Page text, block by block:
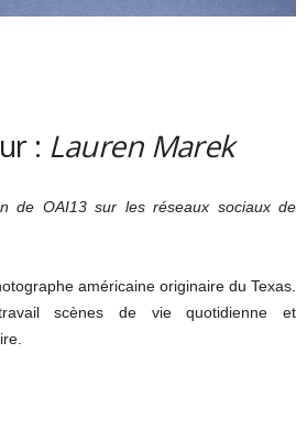
: Lauren Marek
de OAI13 sur les réseaux sociaux de
américaine originaire du Texas.
scènes de vie quotidienne et